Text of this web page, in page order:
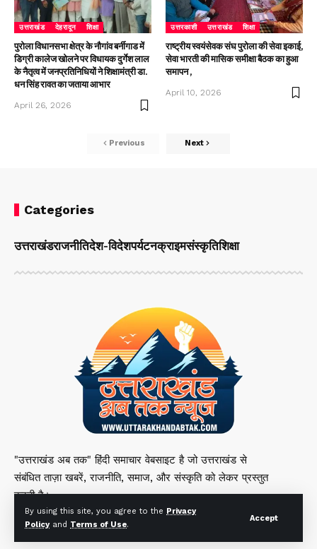
By using this site, you agree to the Privacy
Policyand Terms of Use.
Accept
उत्तराखंड देहरादून शिक्षा
पुरोला विधानसभा क्षेत्र के नौगांव बर्नीगाड में
डिग्री कालेज खोलने पर विधायक दुर्गेश लाल
के नैतृत्व में जनप्रतिनिधियों ने शिक्षामंत्री डा.
धन सिंह रावत का जताया आभार
April 26, 2026
उत्तरकाशी उत्तराखंड शिक्षा
राष्ट्रीय स्वयंसेवक संघ पुरोला की सेवा इकाई,
सेवा भारती की मासिक समीक्षा बैठक का हुआ
समापन ,
April 10, 2026
Previous Next
Categories
उत्तराखंडराजनीतिदेश-विदेशपर्यटनक्राइमसंस्कृतिशिक्षा
"उत्तराखंड अब तक" हिंदी समाचार वेबसाइट है जो उत्तराखंड से
संबंधित ताज़ा खबरें, राजनीति, समाज, और संस्कृति को लेकर प्रस्तुत
करती है।